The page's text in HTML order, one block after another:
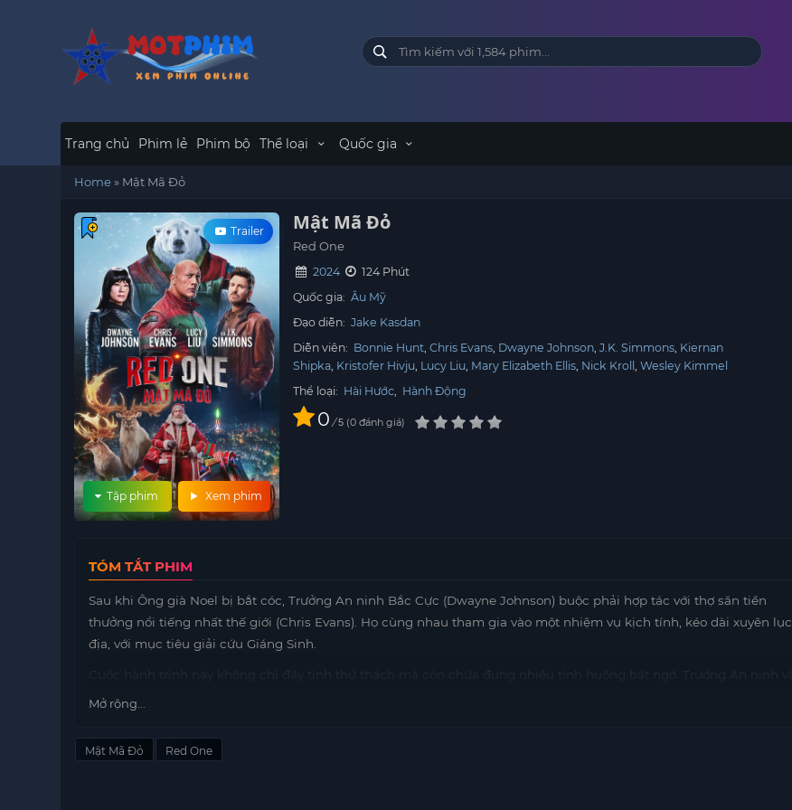
Trang chủ Phim lẻ Phim bộ Thể loại Quốc gia
Home» Mật Mã Đỏ
Trailer
Xem phim
Tập phim
Mật Mã Đỏ
Red One
2024
124 Phút
Quốc gia: Âu Mỹ
Đạo diễn: Jake Kasdan
Diễn viên: Bonnie Hunt Chris Evans Dwayne Johnson J.K. Simmons Kiernan
Shipka Kristofer Hivju Lucy Liu Mary Elizabeth Ellis Nick Kroll Wesley Kimmel
Thể loại: Hài Hước, Hành Động
0 / 5 0 đánh giá
TÓM TẮT PHIM
Sau khi Ông già Noel bị bắt cóc, Trưởng An ninh Bắc Cực (Dwayne Johnson) buộc phải hợp tác với thợ săn tiền
thưởng nổi tiếng nhất thế giới (Chris Evans). Họ cùng nhau tham gia vào một nhiệm vụ kịch tính, kéo dài xuyên lục
địa, với mục tiêu giải cứu Giáng Sinh.
Cuộc hành trình này không chỉ đầy tính thử thách mà còn chứa đựng nhiều tình huống bất ngờ. Trưởng An ninh và
thợ săn tiền thưởng phải vượt qua nhiều rào cản, từ những kẻ thù nguy hiểm đến những tình huống căng thẳng.
bước tiến gần hơn đến việc giải cứu Ông già Noel.
Mở rộng...
Mật Mã Đỏ Red One